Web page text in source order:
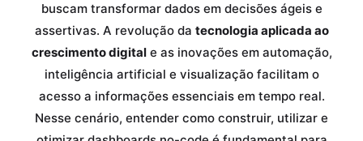
buscam transformar dados em decisões ágeis e
assertivas. A revolução da tecnologia aplicada ao
crescimento digitale as inovações em automação,
inteligência artificial e visualização facilitam o
acesso a informações essenciais em tempo real.
Nesse cenário, entender como construir, utilizar e